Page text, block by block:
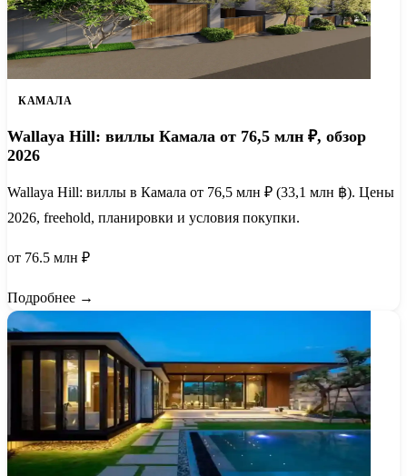
КАМАЛА
Wallaya Hill: виллы Камала от 76,5 млн ₽, обзор
2026
Wallaya Hill: виллы в Камала от 76,5 млн ₽ (33,1 млн ฿). Цены
2026, freehold, планировки и условия покупки.
от 76.5 млн ₽
Подробнее →